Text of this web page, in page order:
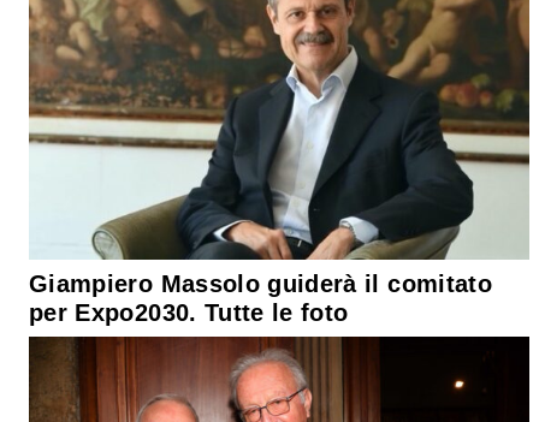
Giampiero Massolo guiderà il comitato
per Expo2030. Tutte le foto